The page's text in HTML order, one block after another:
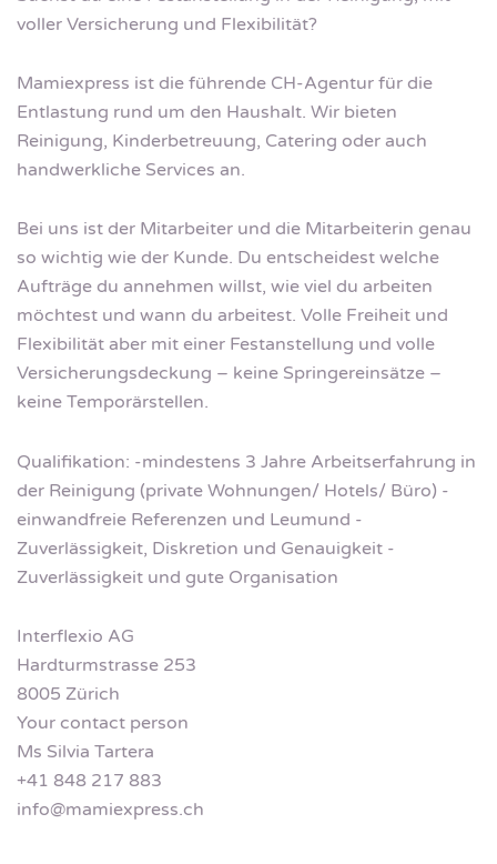
voller Versicherung und Flexibilität?
Mamiexpress ist die führende CH-Agentur für die
Entlastung rund um den Haushalt. Wir bieten
Reinigung, Kinderbetreuung, Catering oder auch
handwerkliche Services an.
Bei uns ist der Mitarbeiter und die Mitarbeiterin genau
so wichtig wie der Kunde. Du entscheidest welche
Aufträge du annehmen willst, wie viel du arbeiten
möchtest und wann du arbeitest. Volle Freiheit und
Flexibilität aber mit einer Festanstellung und volle
Versicherungsdeckung – keine Springereinsätze –
keine Temporärstellen.
Qualifikation: -mindestens 3 Jahre Arbeitserfahrung in
der Reinigung (private Wohnungen/ Hotels/ Büro) -
einwandfreie Referenzen und Leumund -
Zuverlässigkeit, Diskretion und Genauigkeit -
Zuverlässigkeit und gute Organisation
Interflexio AG
Hardturmstrasse 253
8005 Zürich
Your contact person
Ms Silvia Tartera
+41 848 217 883
info@mamiexpress.ch